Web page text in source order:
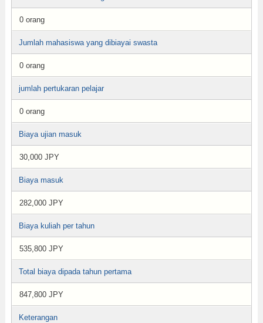
0 orang
Jumlah mahasiswa yang dibiayai swasta
0 orang
jumlah pertukaran pelajar
0 orang
Biaya ujian masuk
30,000 JPY
Biaya masuk
282,000 JPY
Biaya kuliah per tahun
535,800 JPY
Total biaya dipada tahun pertama
847,800 JPY
Keterangan